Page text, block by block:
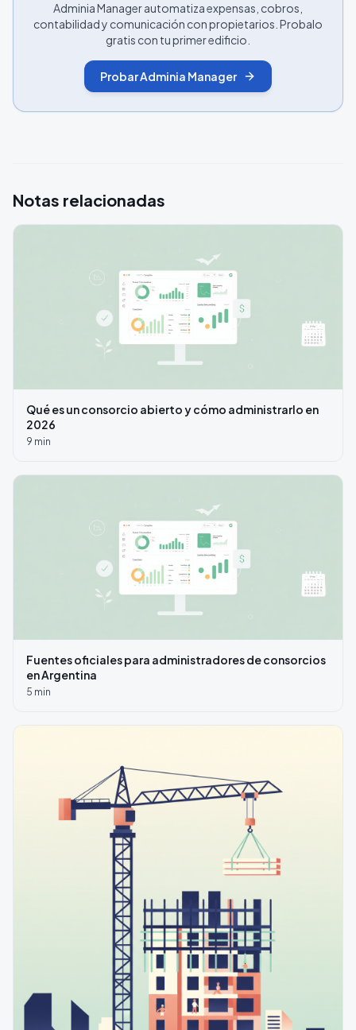
Adminia Manager automatiza expensas, cobros,
contabilidad y comunicación con propietarios. Probalo
gratis con tu primer edificio.
Probar Adminia Manager
Notas relacionadas
Qué es un consorcio abierto y cómo administrarlo en
2026
9 min
Fuentes oficiales para administradores de consorcios
en Argentina
5 min